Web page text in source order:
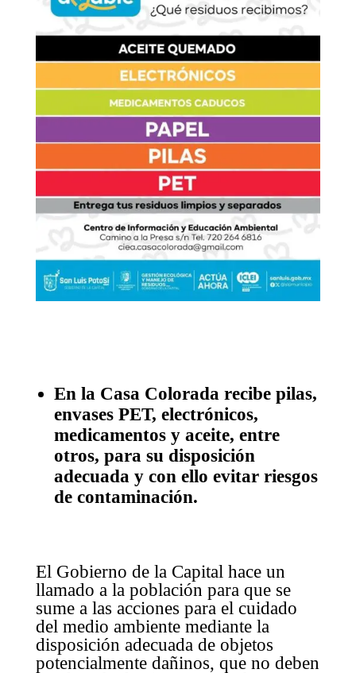
En la Casa Colorada recibe pilas,
envases PET, electrónicos,
medicamentos y aceite, entre
otros, para su disposición
adecuada y con ello evitar riesgos
de contaminación.
El Gobierno de la Capital hace un
llamado a la población para que se
sume a las acciones para el cuidado
del medio ambiente mediante la
disposición adecuada de objetos
potencialmente dañinos, que no deben